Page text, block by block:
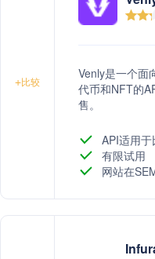
+比较
Venly是一个面
代币和NFT的
售。
API适用
有限试用
网站在